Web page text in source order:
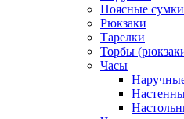
Поясные сумки
Рюкзаки
Тарелки
Торбы
Часы